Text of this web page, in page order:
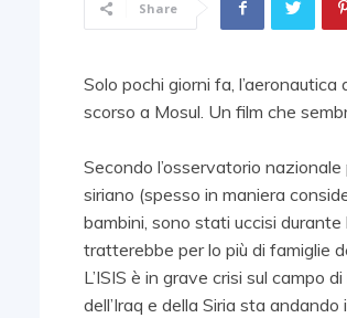
Share
Solo pochi giorni fa,
scorso a Mosul. Un film che
Secondo l’osservatorio
siriano (spesso in maniera
bambini, sono stati uccisi
tratterebbe per lo più di famiglie
L’ISIS è in grave crisi sul campo
dell’Iraq e della Siria sta